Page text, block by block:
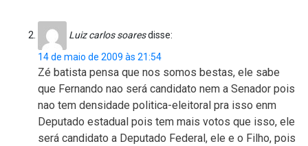
Luiz carlos soaresdisse:
14 de maio de 2009 às 21:54
Zé batista pensa que nos somos bestas, ele sabe
que Fernando nao será candidato nem a Senador pois
nao tem densidade politica-eleitoral pra isso enm
Deputado estadual pois tem mais votos que isso, ele
será candidato a Deputado Federal, ele e o Filho, pois